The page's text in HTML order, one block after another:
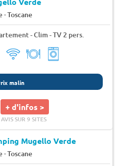
-Toscane
- Clim - TV 2 pers.
malin
+ d'infos >
SUR 9 SITES
Mugello Verde
-Toscane